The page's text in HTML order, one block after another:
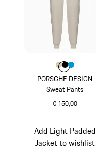
PORSCHE DESIGN
Sweat Pants
€ 150,00
Kleur
Kleur
KleurKleur
Add Light Padded
Jacket to wishlist